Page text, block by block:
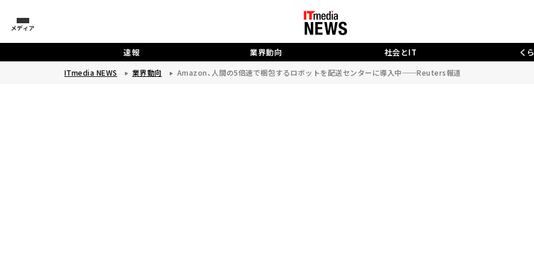
メディア
速報 業界動向 社会とIT く
ITmedia NEWS 業界動向 Amazon、人間の5倍速で梱包するロボットを配送センターに導入中──Reuters報道